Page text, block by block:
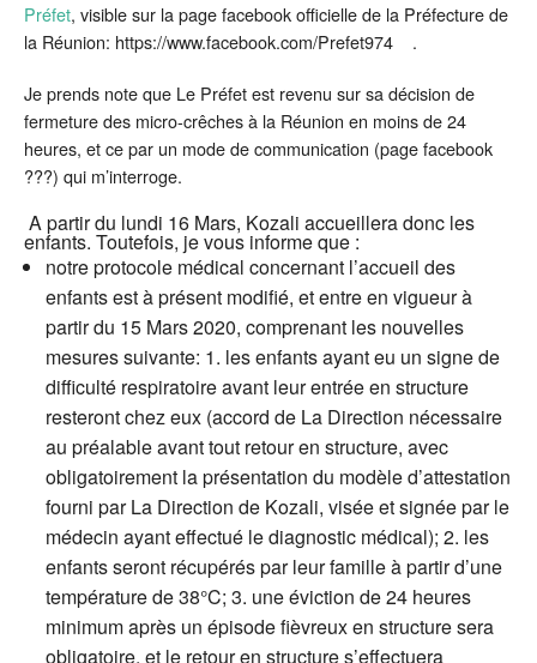
Préfet, visible sur la page facebook officielle de la Préfecture de
la Réunion: https://www.facebook.com/Prefet974 .
Je prends note que Le Préfet est revenu sur sa décision de
fermeture des micro-crêches à la Réunion en moins de 24
heures, et ce par un mode de communication (page facebook
???) qui m’interroge.
A partir du lundi 16 Mars, Kozali accueillera donc les
enfants. Toutefois, je vous informe que :
notre protocole médical concernant l’accueil des
enfants est à présent modifié, et entre en vigueur à
partir du 15 Mars 2020, comprenant les nouvelles
mesures suivante: 1. les enfants ayant eu un signe de
difficulté respiratoire avant leur entrée en structure
resteront chez eux (accord de La Direction nécessaire
au préalable avant tout retour en structure, avec
obligatoirement la présentation du modèle d’attestation
fourni par La Direction de Kozali, visée et signée par le
médecin ayant effectué le diagnostic médical); 2. les
enfants seront récupérés par leur famille à partir d’une
température de 38°C; 3. une éviction de 24 heures
minimum après un épisode fièvreux en structure sera
obligatoire, et le retour en structure s’effectuera